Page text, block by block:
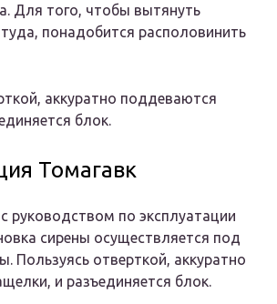
Для того, чтобы вытянуть
понадобится располовинить
аккуратно поддеваются
блок.
Томагавк
руководством по эксплуатации
сирены осуществляется под
Пользуясь отверткой, аккуратно
и разъединяется блок.